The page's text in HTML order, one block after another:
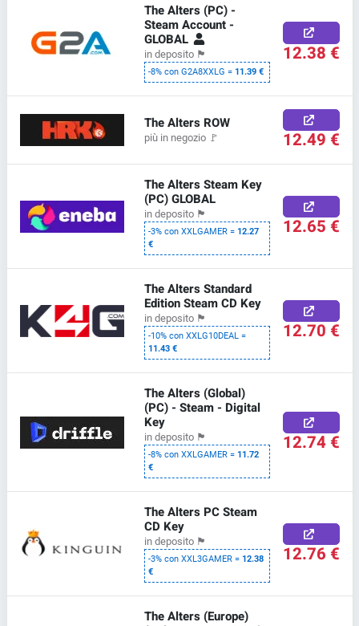
The Alters (PC) -
Steam Account -
GLOBAL
in deposito 🏴
-8% con G2A8XXLG =11.39 €
12.38 €
The Alters ROW
più in negozio 🚩 12.49 €
The Alters Steam Key
(PC) GLOBAL
in deposito 🏴
-3% con XXLGAMER =12.27
€
12.65 €
The Alters Standard
Edition Steam CD Key
in deposito 🏴
-10% con XXLG10DEAL =
11.43 €
12.70 €
The Alters (Global)
(PC) - Steam - Digital
Key
in deposito 🏴
-8% con XXLGAMER =11.72
€
12.74 €
The Alters PC Steam
CD Key
in deposito 🏴
-3% con XXL3GAMER =12.38
€
12.76 €
The Alters (Europe)